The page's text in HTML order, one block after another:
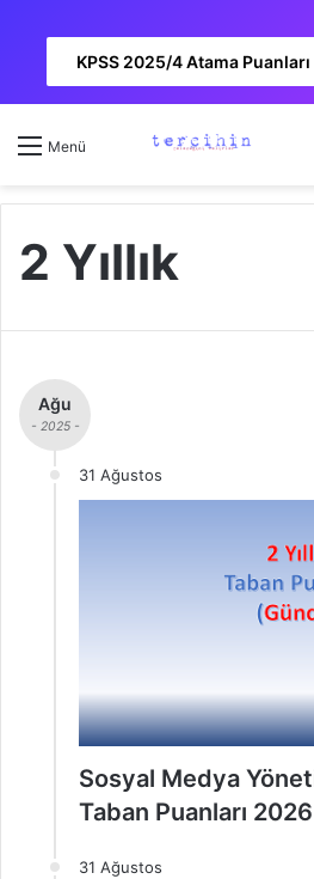
KPSS 2025/4 Atama
Menü
2 Yıllık
Ağu
- 2025 -
31 Ağustos
Sosyal Medya
Taban Puanları
31 Ağustos